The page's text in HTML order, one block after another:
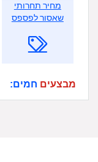
מחיר תחרותי
שאסור לפספס
מבצעים חמים: